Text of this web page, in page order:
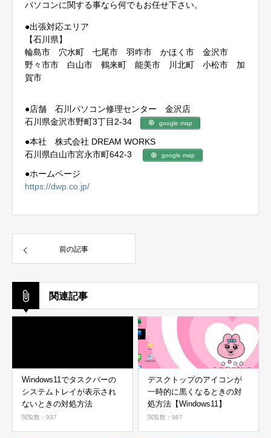
パソコンに関する事なら何でもお任せ下さい。
●出張対応エリア
【石川県】
輪島市 穴水町 七尾市 羽咋市 かほく市 金沢市
野々市市 白山市 鶴来町 能美市 川北町 小松市 加
賀市
●店舗 石川パソコン修理センター 金沢店
石川県金沢市野町3丁目2-34
google map
●本社 株式会社 DREAM WORKS
石川県白山市宮永市町642-3
google map
●ホームページ
https://dwp.co.jp/
前の記事
関連記事
Windows11でタスクバーの
システムトレイが表示され
ないときの対処方法
閲覧数：937
デスクトップのアイコンが
一時的に黒くなるときの対
処方法【Windows11】
閲覧数：987